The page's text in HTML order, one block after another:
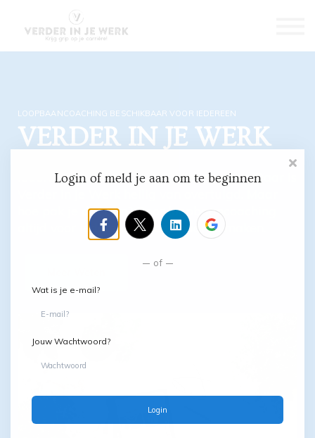
Contact
Meld je aan
LOOPBAANCOACHING BESCHIKBAAR VOOR IEDEREEN
VERDER IN JE WERK
Iedereen kan meer werkplezier ervaren. Daar is
hoe pak je dat aan? Door loopbaancoaching
altijd voor iedereen beschikbaar te maken.
Login of meld je aan om te beginnen
of
Wat is je e-mail?
Jouw Wachtwoord?
Login